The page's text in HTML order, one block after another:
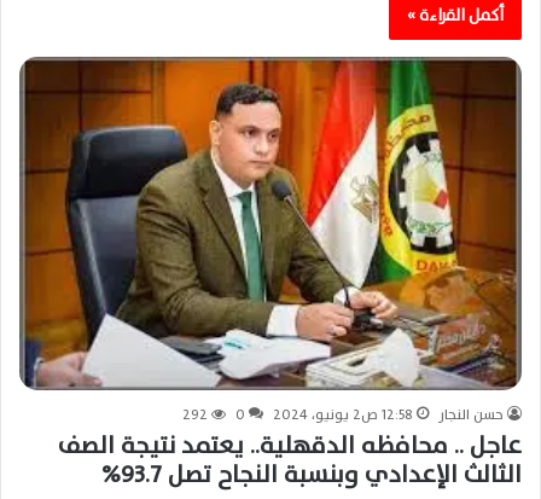
أكمل القراءة »
حسن النجار 12:58 ص2 يونيو، 2024 0
292
عاجل .. محافظه الدقهلية.. يعتمد نتيجة الصف
الثالث الإعدادي وبنسبة النجاح تصل 93.7%